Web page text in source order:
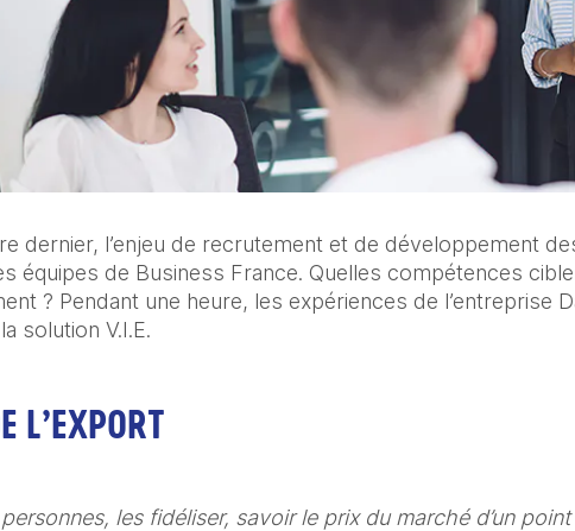
dernier, l’enjeu de recrutement et de développement
équipes de Business France. Quelles compétences
? Pendant une heure, les expériences de l’entreprise
solution V.I.E.
L’EXPORT
les fidéliser, savoir le prix du marché d’un